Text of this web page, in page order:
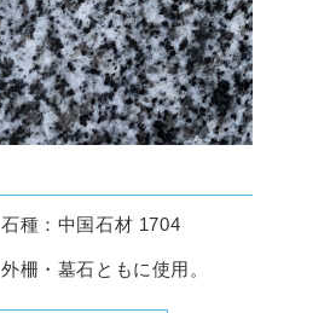
石種：中国石材 1704
外柵・墓石ともに使用。